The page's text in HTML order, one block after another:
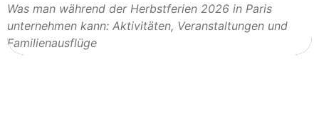
Was man während der Herbstferien 2026 in Paris
unternehmen kann: Aktivitäten, Veranstaltungen und
Familienausflüge